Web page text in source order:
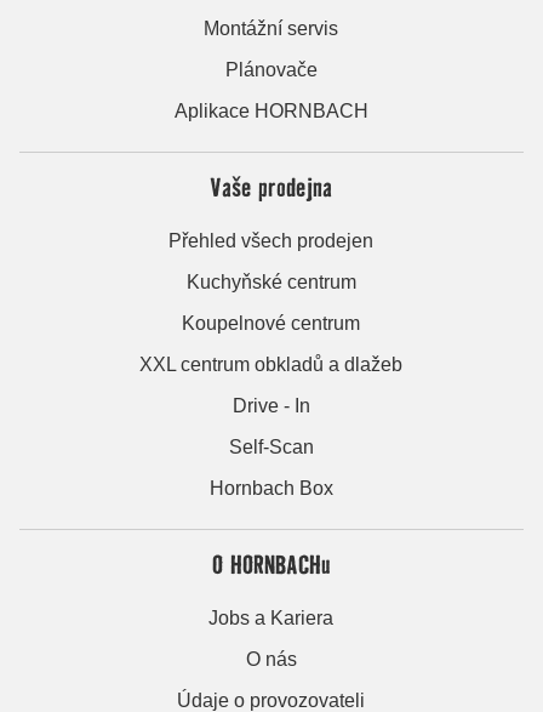
Montážní servis
Plánovače
Aplikace HORNBACH
Vaše prodejna
Přehled všech prodejen
Kuchyňské centrum
Koupelnové centrum
XXL centrum obkladů a dlažeb
Drive - In
Self-Scan
Hornbach Box
O HORNBACHu
Jobs a Kariera
O nás
Údaje o provozovateli